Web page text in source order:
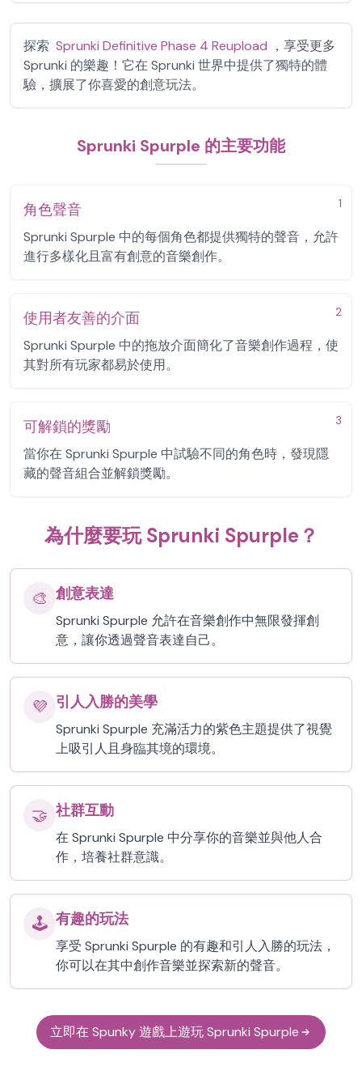
探索 Sprunki Definitive Phase 4 Reupload ，享受更多
Sprunki 的樂趣！它在 Sprunki 世界中提供了獨特的體
驗，擴展了你喜愛的創意玩法。
Sprunki Spurple 的主要功能
1
角色聲音
Sprunki Spurple 中的每個角色都提供獨特的聲音，允許
進行多樣化且富有創意的音樂創作。
2
使用者友善的介面
Sprunki Spurple 中的拖放介面簡化了音樂創作過程，使
其對所有玩家都易於使用。
3
可解鎖的獎勵
當你在 Sprunki Spurple 中試驗不同的角色時，發現隱
藏的聲音組合並解鎖獎勵。
為什麼要玩 Sprunki Spurple？
🎨 創意表達
Sprunki Spurple 允許在音樂創作中無限發揮創
意，讓你透過聲音表達自己。
💜 引人入勝的美學
Sprunki Spurple 充滿活力的紫色主題提供了視覺
上吸引人且身臨其境的環境。
🤝 社群互動
在 Sprunki Spurple 中分享你的音樂並與他人合
作，培養社群意識。
🕹️ 有趣的玩法
享受 Sprunki Spurple 的有趣和引人入勝的玩法，
你可以在其中創作音樂並探索新的聲音。
立即在 Spunky 遊戲上遊玩 Sprunki Spurple